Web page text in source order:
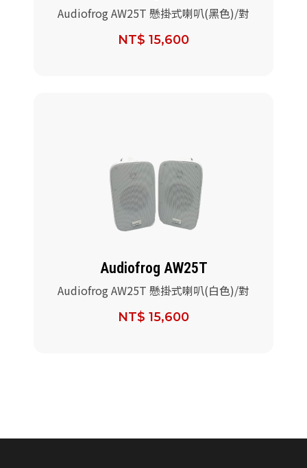
Audiofrog AW25T 懸掛式喇叭(黑色)/對
NT$ 15,600
Audiofrog AW25T
Audiofrog AW25T 懸掛式喇叭(白色)/對
NT$ 15,600